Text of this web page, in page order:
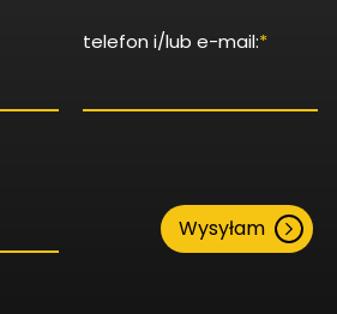
telefon i/lub e-mail:*
Wysyłam